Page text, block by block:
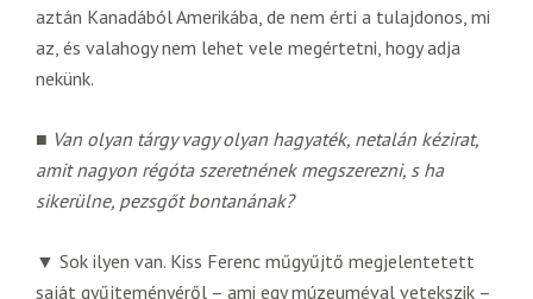
aztán Kanadából Amerikába, de nem érti a tulajdonos, mi
az, és valahogy nem lehet vele megértetni, hogy adja
nekünk.
■ Van olyan tárgy vagy olyan hagyaték, netalán kézirat,
amit nagyon régóta szeretnének megszerezni, s ha
sikerülne, pezsgőt bontanának?
▼ Sok ilyen van. Kiss Ferenc műgyűjtő megjelentetett
saját gyűjteményéről – ami egy múzeuméval vetekszik –